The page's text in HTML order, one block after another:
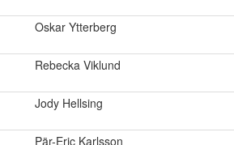
Oskar Ytterberg
Rebecka Viklund
Jody Hellsing
Pär-Eric Karlsson